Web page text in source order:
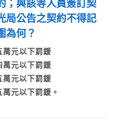
；與該等人員簽訂契
局公告之契約不得記
為何？
萬元以下罰鍰
萬元以下罰鍰
萬元以下罰鍰
元以下罰鍰。